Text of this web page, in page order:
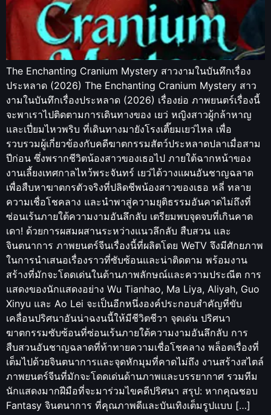
The Enchanting Cranium Mystery สาวงามในบันทึกเรื่อง
ประหลาด (2026) The Enchanting Cranium Mystery สาว
งามในบันทึกเรื่องประหลาด (2026) เรื่องย่อ ภาพยนตร์เรื่องนี้
จะพาเราไปติดตามการเดินทางของ เยว่ หญิงสาวผู้กล้าหาญ
และเปี่ยมไหวพริบ ที่เดินทางมายังโรงเตี๊ยมเยว่ไหล เพื่อ
รวบรวมผู้เกี่ยวข้องกับคดีฆาตกรรมสัตว์ประหลาดปลาเมื่อสาม
ปีก่อน ซึ่งพรากชีวิตน้องสาวของเธอไป ภายใต้ฉากหน้าของ
งานเลี้ยงเทศกาลไหว้พระจันทร์ เยว่ได้วางแผนอันชาญฉลาด
เพื่อสืบหาฆาตกรตัวจริงที่ปลิดชีพน้องสาวของเธอ หลี่ ทลาย
ความเชื่อโชคลาง และนำพาสู่ความยุติธรรมอันคาดไม่ถึงที่
ซ่อนเร้นภายใต้ความงามอันลึกลับ เตรียมพบจุดจบที่เกินคาด
เดา! ด้วยการผสมผสานระหว่างแนวลึกลับ สืบสวน และ
จินตนาการ ภาพยนตร์จีนเรื่องนี้ที่ผลิตโดย WeTV จึงมีศักยภาพ
ในการนำเสนอเรื่องราวที่ซับซ้อนและน่าติดตาม พร้อมงาน
สร้างที่มักจะโดดเด่นในด้านภาพลักษณ์และความประณีต การ
แสดงของนักแสดงอย่าง Wu Tianhao, Ma Liya, Aliyah, Guo
Xinyu และ Ao Lei จะเป็นอีกหนึ่งองค์ประกอบสำคัญที่ขับ
เคลื่อนปริศนาอันน่าฉงนนี้ให้มีชีวิตชีวา จุดเด่น ปริศนา
ฆาตกรรมซับซ้อนที่ซ่อนเร้นภายใต้ความงามอันลึกลับ การ
สืบสวนอันชาญฉลาดที่ท้าทายความเชื่อโชคลาง พล็อตเรื่องที่
เต็มไปด้วยจินตนาการและจุดหักมุมที่คาดไม่ถึง งานสร้างสไตล์
ภาพยนตร์จีนที่มักจะโดดเด่นด้านภาพและบรรยากาศ รวมทีม
นักแสดงมากฝีมือที่จะมาร่วมไขคดีปริศนา สรุป: หากคุณชอบ
Fantasy จินตนาการ ที่คุณภาพดีและบันเทิงเต็มรูปแบบ […]